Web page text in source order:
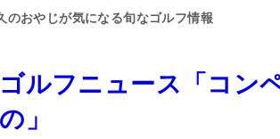
のおやじが気になる旬なゴルフ情報
ルフニュース「コン
」